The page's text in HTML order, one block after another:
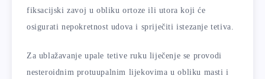
fiksacijski zavoj u obliku ortoze ili utora koji će
osigurati nepokretnost udova i spriječiti istezanje tetiva.
Za ublažavanje upale tetive ruku liječenje se provodi
nesteroidnim protuupalnim lijekovima u obliku masti i